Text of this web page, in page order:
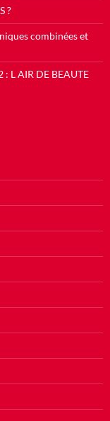
?
combinées et
: L AIR DE BEAUTE